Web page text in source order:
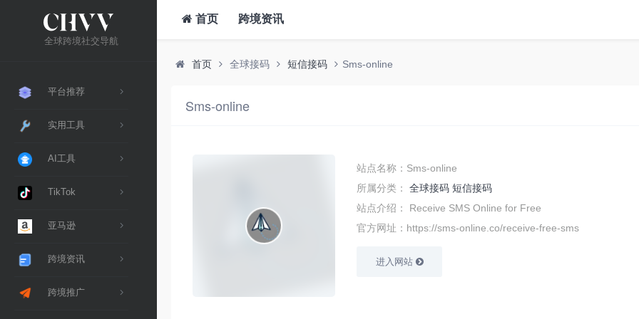
全球跨境社交导航
平台推荐
实用工具
AI工具
TikTok
亚马逊
跨境资讯
跨境推广
首页 跨境资讯
首页 全球接码 短信接码 Sms-online
Sms-online
站点名称：Sms-online
所属分类： 全球接码 短信接码
站点介绍： Receive SMS Online for Free
官方网址：https://sms-online.co/receive-free-sms
进入网站